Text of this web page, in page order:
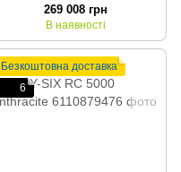
269 008 грн
В наявності
Безкоштовна доставка
6